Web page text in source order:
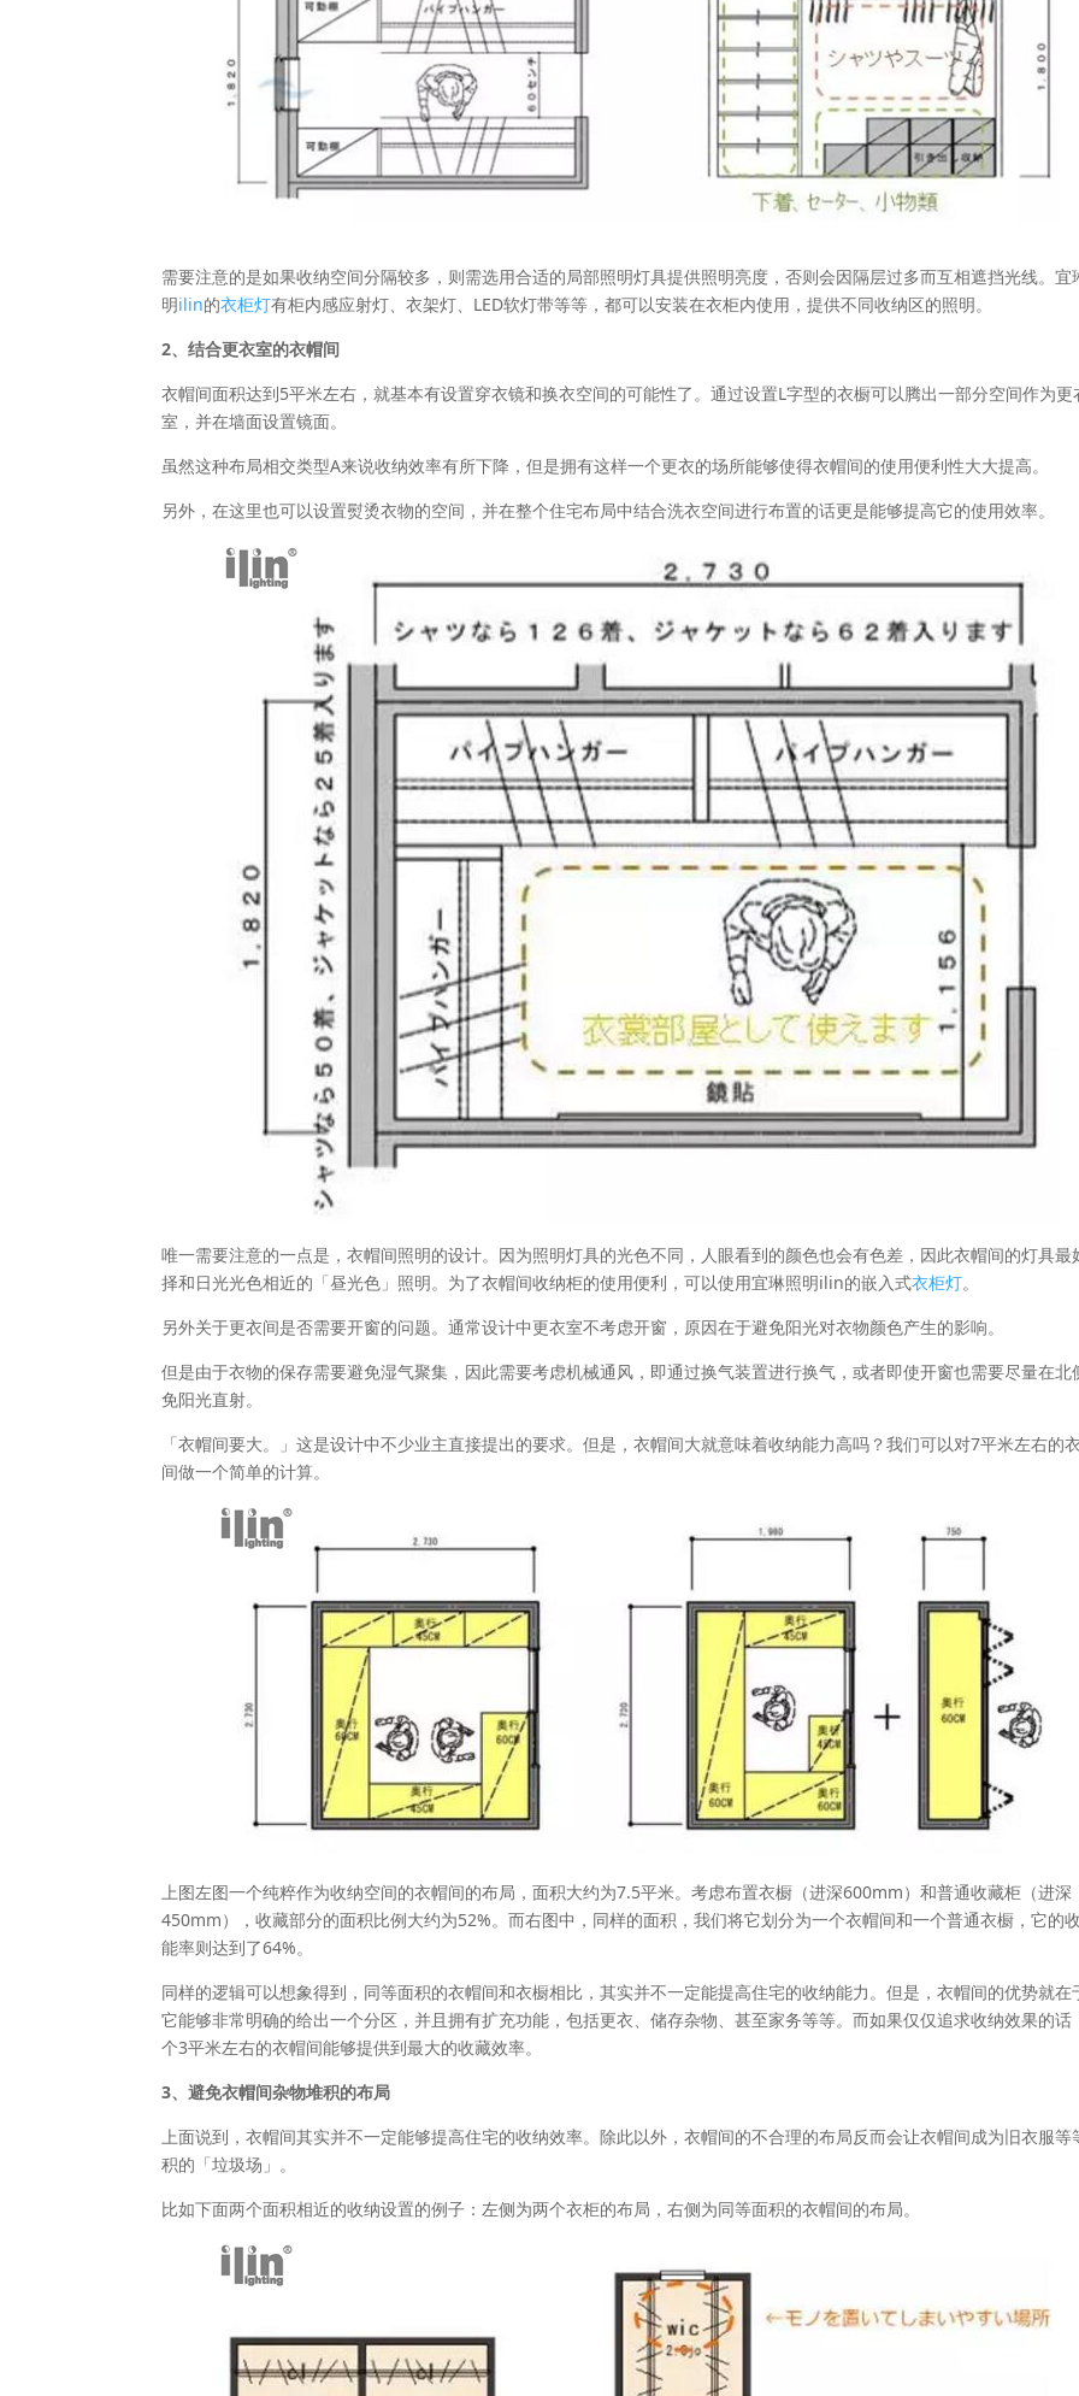
需要注意的是如果收纳空间分隔较多，则需选用合适的局部照明灯具提供照明亮度，否则会因隔层过多而互相遮挡光线。宜
明ilin的衣柜灯有柜内感应射灯、衣架灯、LED软灯带等等，都可以安装在衣柜内使用，提供不同收纳区的照明。
2、结合更衣室的衣帽间
衣帽间面积达到5平米左右，就基本有设置穿衣镜和换衣空间的可能性了。通过设置L字型的衣橱可以腾出一部分空间作为更
室，并在墙面设置镜面。
虽然这种布局相交类型A来说收纳效率有所下降，但是拥有这样一个更衣的场所能够使得衣帽间的使用便利性大大提高。
另外，在这里也可以设置熨烫衣物的空间，并在整个住宅布局中结合洗衣空间进行布置的话更是能够提高它的使用效率。
唯一需要注意的一点是，衣帽间照明的设计。因为照明灯具的光色不同，人眼看到的颜色也会有色差，因此衣帽间的灯具最
择和日光光色相近的「昼光色」照明。为了衣帽间收纳柜的使用便利，可以使用宜琳照明ilin的嵌入式衣柜灯。
另外关于更衣间是否需要开窗的问题。通常设计中更衣室不考虑开窗，原因在于避免阳光对衣物颜色产生的影响。
但是由于衣物的保存需要避免湿气聚集，因此需要考虑机械通风，即通过换气装置进行换气，或者即使开窗也需要尽量在北
免阳光直射。
「衣帽间要大。」这是设计中不少业主直接提出的要求。但是，衣帽间大就意味着收纳能力高吗？我们可以对7平米左右的
间做一个简单的计算。
上图左图一个纯粹作为收纳空间的衣帽间的布局，面积大约为7.5平米。考虑布置衣橱（进深600mm）和普通收藏柜（进深
450mm），收藏部分的面积比例大约为52%。而右图中，同样的面积，我们将它划分为一个衣帽间和一个普通衣橱，它的
能率则达到了64%。
同样的逻辑可以想象得到，同等面积的衣帽间和衣橱相比，其实并不一定能提高住宅的收纳能力。但是，衣帽间的优势就在
它能够非常明确的给出一个分区，并且拥有扩充功能，包括更衣、储存杂物、甚至家务等等。而如果仅仅追求收纳效果的话
个3平米左右的衣帽间能够提供到最大的收藏效率。
3、避免衣帽间杂物堆积的布局
上面说到，衣帽间其实并不一定能够提高住宅的收纳效率。除此以外，衣帽间的不合理的布局反而会让衣帽间成为旧衣服等
积的「垃圾场」。
比如下面两个面积相近的收纳设置的例子：左侧为两个衣柜的布局，右侧为同等面积的衣帽间的布局。